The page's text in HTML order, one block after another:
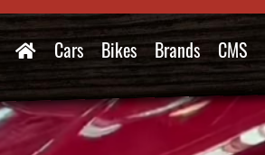
Cars Bikes Brands CMS